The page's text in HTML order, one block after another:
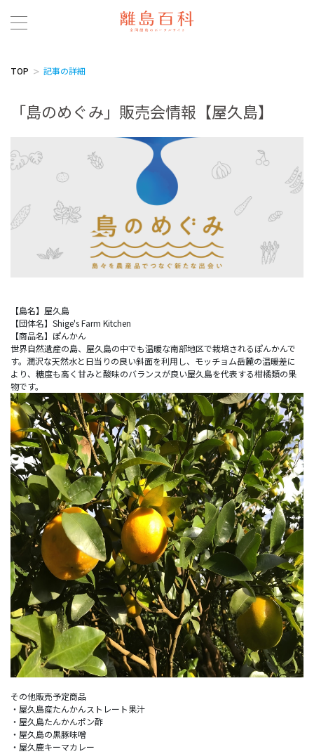
TOP 記事の詳細
「島のめぐみ」販売会情報【屋久島】
【島名】屋久島
【団体名】Shige's Farm Kitchen
【商品名】ぽんかん
世界自然遺産の島、屋久島の中でも温暖な南部地区で栽培されるぽんかんで
す。潤沢な天然水と日当りの良い斜面を利用し、モッチョム岳麓の温暖差に
より、糖度も高く甘みと酸味のバランスが良い屋久島を代表する柑橘類の果
その他販売予定商品
・屋久島産たんかんストレート果汁
・屋久島たんかんポン酢
・屋久島の黒豚味噌
・屋久鹿キーマカレー